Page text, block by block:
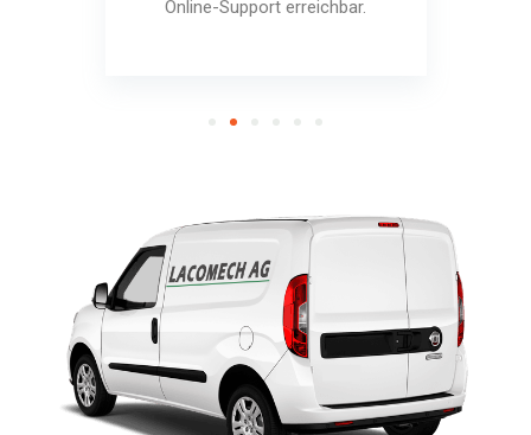
Online-Support erreichbar.